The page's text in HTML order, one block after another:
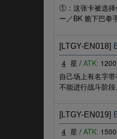
①：这张卡被选择
ー／BK 脆下巴拳
[LTGY-EN018]
4 星 / ATK:
自己场上有名字
不能进行战斗阶段
[LTGY-EN019]
4 星 / ATK: